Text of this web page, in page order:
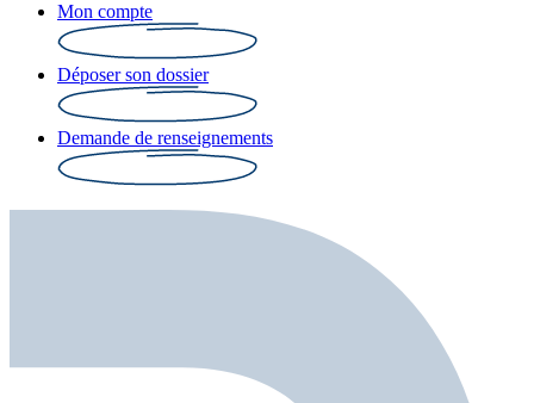
Mon compte
Déposer son dossier
Demande de renseignements